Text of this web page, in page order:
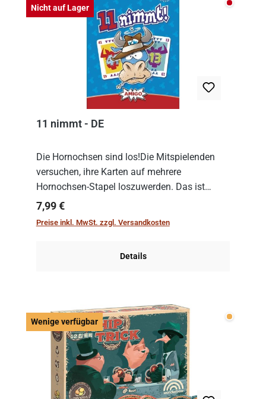
Nicht auf Lager Nicht
11 nimmt - DE
Die Hornochsen sind los!Die Mitspielenden
versuchen, ihre Karten auf mehrere
Hornochsen-Stapel loszuwerden. Das ist
kniffliger als gedacht, denn die Differenz
zwischen ausgespielter Karte und der
Regulärer Preis:
7,99 €
Preise inkl. MwSt. zzgl. Versandkosten
Details
Wenige verfügbar Wenige